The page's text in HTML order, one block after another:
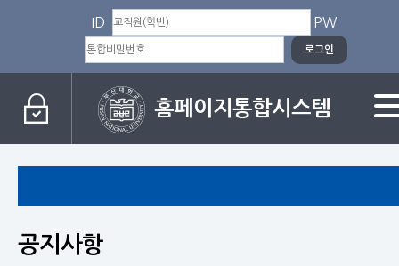
ID PW
홈페이지통합시스템
공지사항